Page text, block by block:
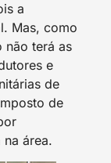
a
Mas, como
não terá as
e
de
de
área.